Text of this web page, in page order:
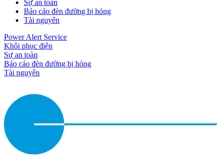
Sự an toàn
Báo cáo đèn đường bị hỏng
Tài nguyên
Power Alert Service
Khôi phục điện
Sự an toàn
Báo cáo đèn đường bị hỏng
Tài nguyên